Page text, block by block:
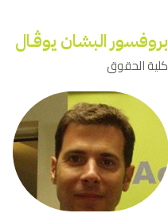
بروفسور البشان يوﭬـال
كلية الحقوق